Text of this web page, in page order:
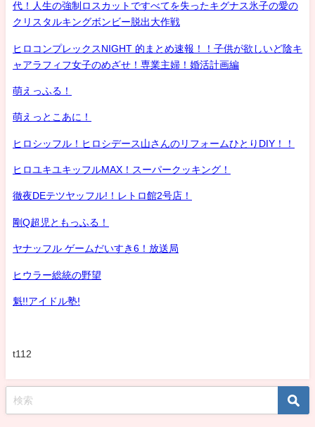
代！人生の強制ロスカットですべてを失ったキグナス氷子の愛の
クリスタルキングボンビー脱出大作戦
ヒロコンプレックスNIGHT 的まとめ速報！！子供が欲しいど陰キ
ャアラフィフ女子のめざせ！専業主婦！婚活計画編
萌えっふる！
萌えっとこあに！
ヒロシッフル！ヒロシデース山さんのリフォームひとりDIY！！
ヒロユキユキッフルMAX！スーパークッキング！
徹夜DEテツヤッフル!！レトロ館2号店！
剛Q超児ともっふる！
ヤナッフル ゲームだいすき6！放送局
ヒウラー総統の野望
魁!!アイドル塾!
t112